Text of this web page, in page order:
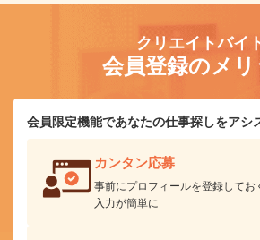
クリエイトバイ
会員登録のメリ
会員限定機能であなたの仕事探しをアシ
カンタン応募
事前にプロフィールを登録してお
入力が簡単に